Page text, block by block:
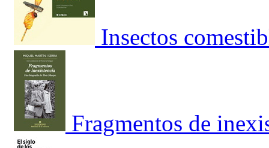
Insectos
Fragmentos de